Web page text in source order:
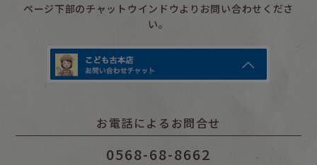
ページ下部のチャットウインドウよりお問い合わせくださ
い。
お電話によるお問合せ
0568-68-8662